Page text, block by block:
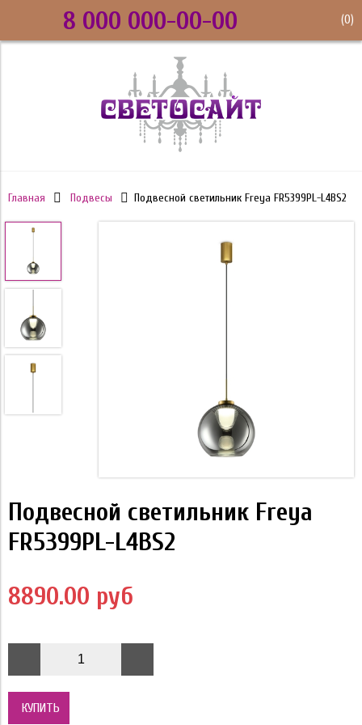
8 000 000-00-00 (0)
Главная Подвесы Подвесной светильник Freya FR5399PL-L4BS2
Подвесной светильник Freya
FR5399PL-L4BS2
8890.00 руб
КУПИТЬ